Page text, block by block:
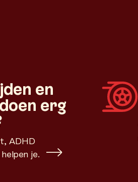
en
erg
ADHD
je.